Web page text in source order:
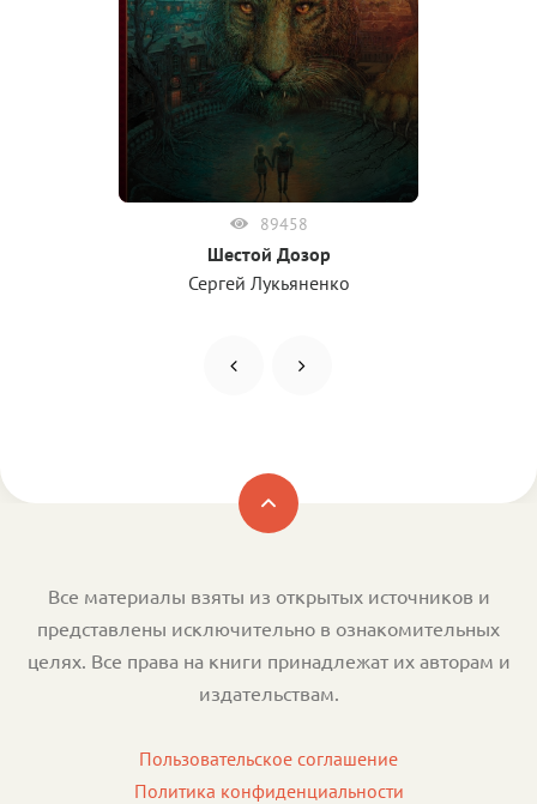
89458
Шестой Дозор
Сергей Лукьяненко
Все материалы взяты из открытых источников и
представлены исключительно в ознакомительных
целях. Все права на книги принадлежат их авторам и
издательствам.
Пользовательское соглашение
Политика конфиденциальности